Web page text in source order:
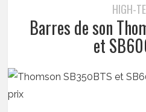
HIGH-
Barres de son
et